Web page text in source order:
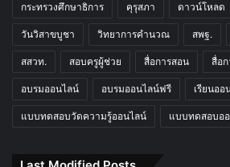
กระทรวงศึกษาธิการ คุรุสภา ดาวน์โหลด
วันวิสาขบูชา วิทยาการคำนวณ สพฐ.
สสวท. สอบครูผู้ช่วย สื่อการสอน สื่อ
อบรมออนไลน์ อบรมออนไลน์ฟรี เรียนออ
แบบทดสอบวัดความรู้ออนไลน์ แบบทดสอบอ